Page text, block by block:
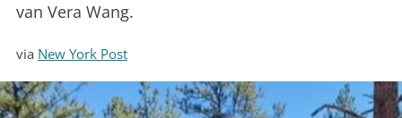
van Vera Wang.
via New York Post